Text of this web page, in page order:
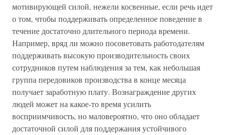
мотивирующей силой, нежели косвенные, если речь идет
о том, чтобы поддерживать определенное поведение в
течение достаточно длительного периода времени.
Например, вряд ли можно посоветовать работодателям
поддерживать высокую производительность своих
сотрудников путем наблюдения за тем, как небольшая
группа передовиков производства в конце месяца
получает заработную плату. Вознаграждение других
людей может на какое-то время усилить
восприимчивость, но маловероятно, что оно обладает
достаточной силой для поддержания устойчивого